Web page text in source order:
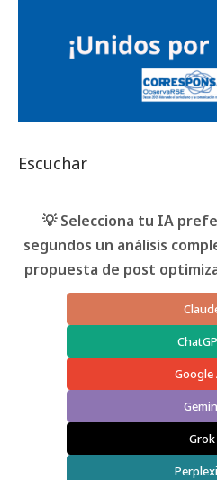
Escuchar
💡 Selecciona tu IA
segundos un análisis
propuesta de post
Google
Grok